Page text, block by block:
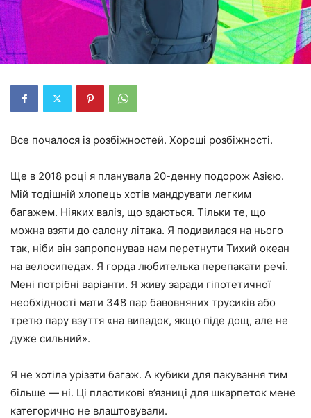
Все почалося із розбіжностей. Хороші розбіжності.
Ще в 2018 році я планувала 20-денну подорож Азією.
Мій тодішній хлопець хотів мандрувати легким
багажем. Ніяких валіз, що здаються. Тільки те, що
можна взяти до салону літака. Я подивилася на нього
так, ніби він запропонував нам перетнути Тихий океан
на велосипедах. Я горда любителька перепакати речі.
Мені потрібні варіанти. Я живу заради гіпотетичної
необхідності мати 348 пар бавовняних трусиків або
третю пару взуття «на випадок, якщо піде дощ, але не
дуже сильний».
Я не хотіла урізати багаж. А кубики для пакування тим
більше — ні. Ці пластикові в’язниці для шкарпеток мене
категорично не влаштовували.